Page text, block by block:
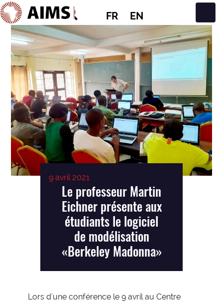
FR EN
Navigation principale
9 avril 2021
Le professeur Martin
Eichner présente aux
étudiants le logiciel
de modélisation
«Berkeley Madonna»
Lors d'une conférence le 9 avril au Centre